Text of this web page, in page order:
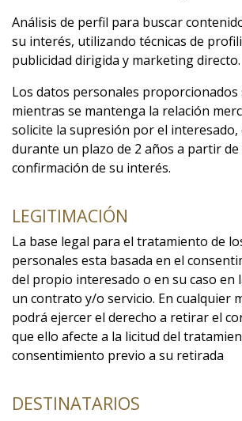
Análisis de perfil para buscar
su interés, utilizando técnicas de
publicidad dirigida y marketing directo.
Los datos personales proporcionados
mientras se mantenga la relación
solicite la supresión por el interesado,
durante un plazo de 2 años a partir
confirmación de su interés.
LEGITIMACIÓN
La base legal para el tratamiento de
personales esta basada en el
del propio interesado o en su caso en
un contrato y/o servicio. En cualquier
podrá ejercer el derecho a retirar el
que ello afecte a la licitud del
consentimiento previo a su retirada
DESTINATARIOS